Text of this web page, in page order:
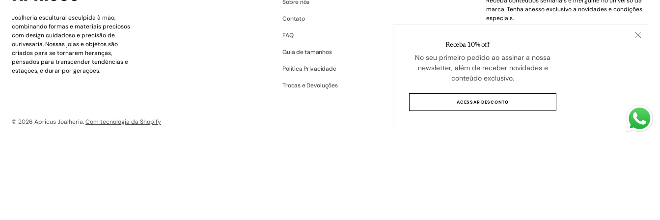
Receba 10% off
No seu primeiro pedido ao assinar a nossa
newsletter, além de receber novidades e
conteúdo exclusivo.
ACESSAR DESCONTO
Joalheria escultural esculpida à mão,
combinando formas e materiais preciosos
com design cuidadoso e precisão de
ourivesaria. Nossas joias e objetos são
criados para se tornarem heranças,
pensados para transcender tendências e
estações, e durar por gerações.
Sobre nós
Contato
FAQ
Guia de tamanhos
Política Privacidade
Trocas e Devoluções
marca. Tenha acesso exclusivo a novidades e condições
especiais.
E-
mail
© 2026 Apricus Joalheria.Com tecnologia da Shopify